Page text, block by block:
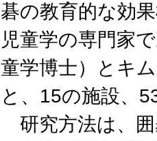
碁の教育的な効
児童学の専門家
童学博士）とキ
と、15の施設、
研究方法は、囲